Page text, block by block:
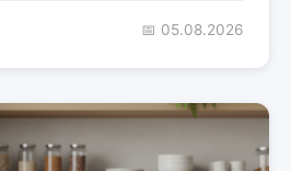
📅 05.08.2026